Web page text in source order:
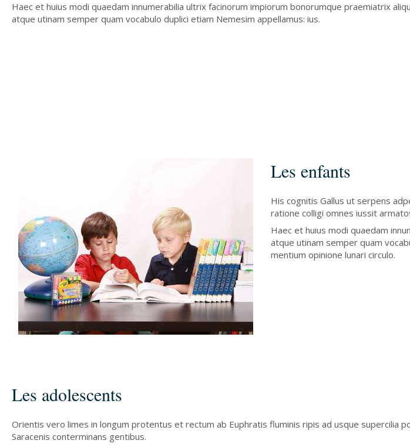
Haec et huius modi quaedam innumerabilia ultrix facinorum impiorum bonorumque praemiatrix
atque utinam semper quam vocabulo duplici etiam Nemesim appellamus: ius.
Les enfants
His cognitis Gallus ut serpens
ratione colligi omnes iussit
Haec et huius modi quaedam
atque utinam semper quam
mentium opinione lunari circulo.
Les adolescents
Orientis vero limes in longum protentus et rectum ab Euphratis fluminis ripis ad usque supercilia
Saracenis conterminans gentibus.